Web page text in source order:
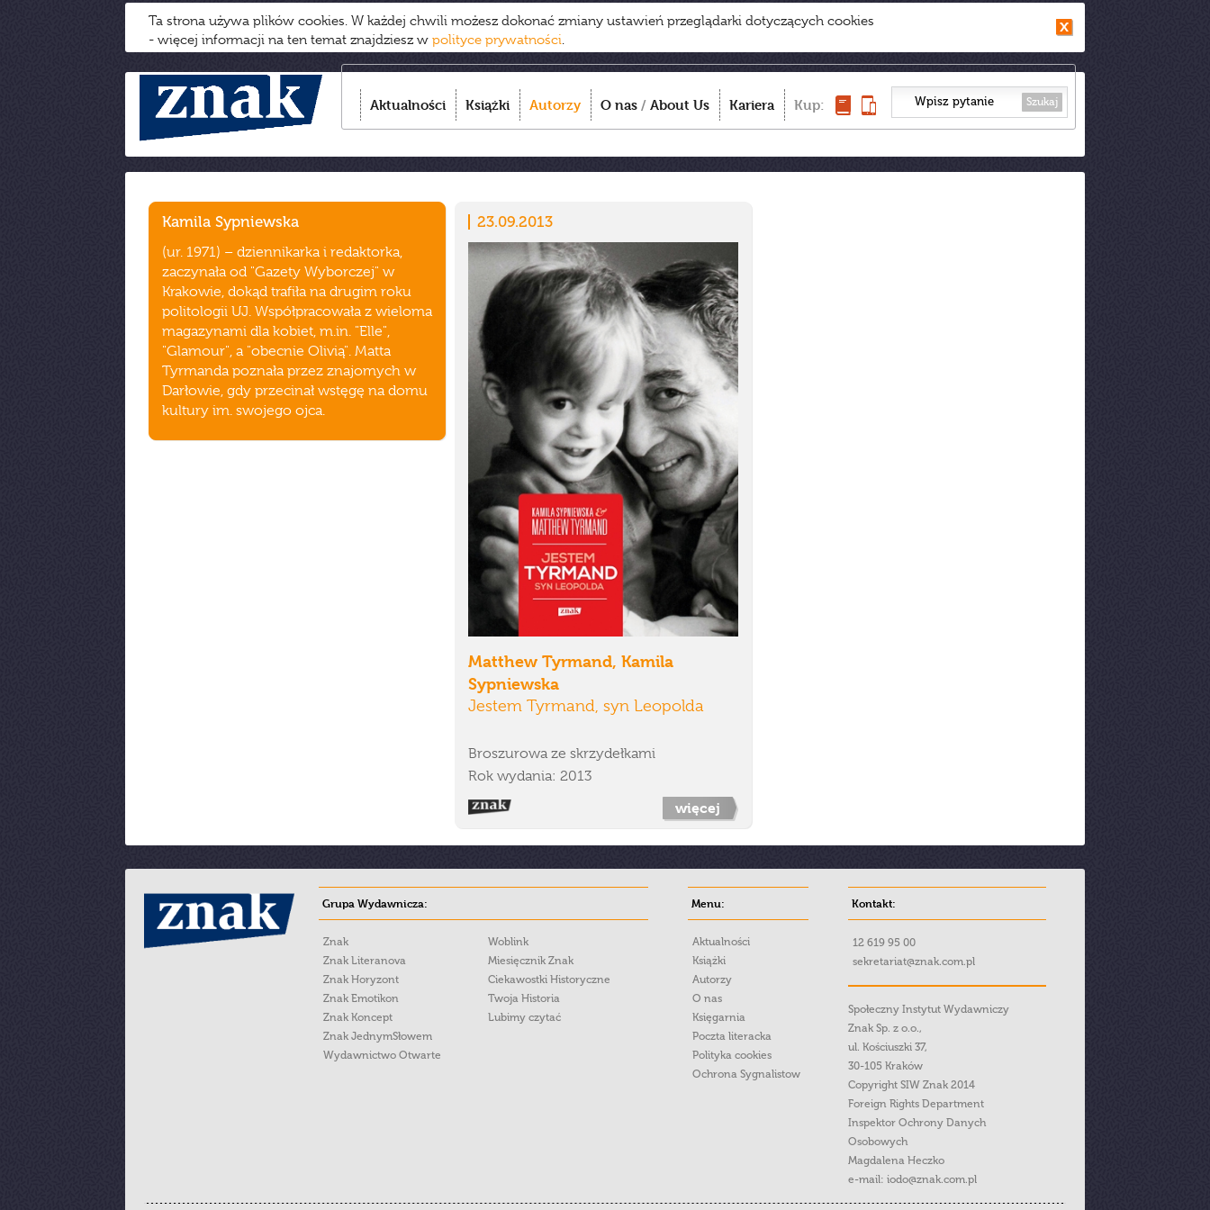
Ta strona używa plików cookies. W każdej chwili możesz dokonać zmiany ustawień przeglądarki dotyczących cookies
- więcej informacji na ten temat znajdziesz w polityce prywatności.
Aktualności Książki Autorzy O nas / About Us Kariera Kup: Szukaj
Kamila Sypniewska
(ur. 1971) – dziennikarka i redaktorka,
zaczynała od "Gazety Wyborczej" w
Krakowie, dokąd trafiła na drugim roku
politologii UJ. Współpracowała z wieloma
magazynami dla kobiet, m.in. "Elle",
"Glamour", a "obecnie Olivią". Matta
Tyrmanda poznała przez znajomych w
Darłowie, gdy przecinał wstęgę na domu
kultury im. swojego ojca.
23.09.2013
Matthew Tyrmand, Kamila
Sypniewska
Jestem Tyrmand, syn Leopolda
Broszurowa ze skrzydełkami
Rok wydania: 2013
więcej
Grupa Wydawnicza:
Znak
Znak Literanova
Znak Horyzont
Znak Emotikon
Znak Koncept
Znak JednymSłowem
Wydawnictwo Otwarte
Woblink
Miesięcznik Znak
Ciekawostki Historyczne
Twoja Historia
Lubimy czytać
Menu:
Aktualności
Książki
Autorzy
O nas
Księgarnia
Poczta literacka
Polityka cookies
Ochrona Sygnalistow
Kontakt:
12 619 95 00
sekretariat@znak.com.pl
Społeczny Instytut Wydawniczy
Znak Sp. z o.o.,
ul. Kościuszki 37,
30-105 Kraków
Copyright SIW Znak 2014
Foreign Rights Department
Inspektor Ochrony Danych
Osobowych
Magdalena Heczko
e-mail: iodo@znak.com.pl